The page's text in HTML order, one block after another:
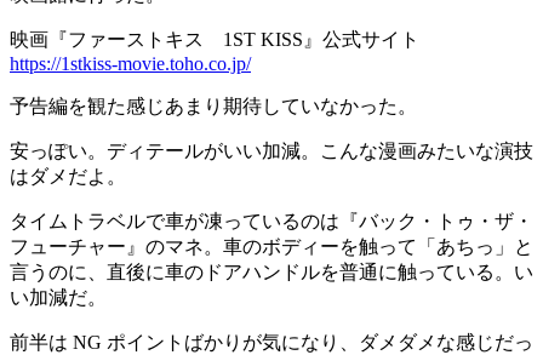
映画『ファーストキス 1ST KISS』公式サイト
https://1stkiss-movie.toho.co.jp/
予告編を観た感じあまり期待していなかった。
安っぽい。ディテールがいい加減。こんな漫画みたいな演技
はダメだよ。
タイムトラベルで車が凍っているのは『バック・トゥ・ザ・
フューチャー』のマネ。車のボディーを触って「あちっ」と
言うのに、直後に車のドアハンドルを普通に触っている。い
い加減だ。
前半は NG ポイントばかりが気になり、ダメダメな感じだっ